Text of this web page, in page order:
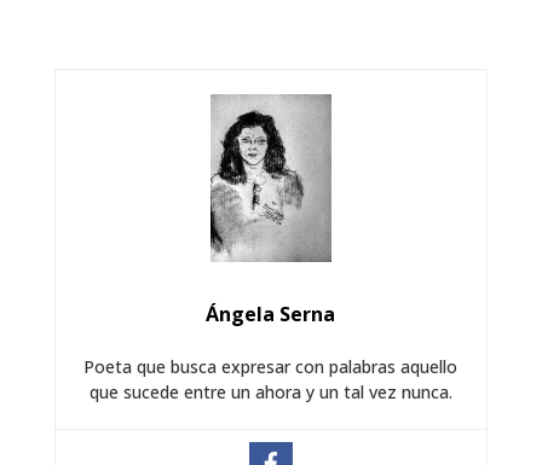
Ángela Serna
Poeta que busca expresar con palabras aquello
que sucede entre un ahora y un tal vez nunca.